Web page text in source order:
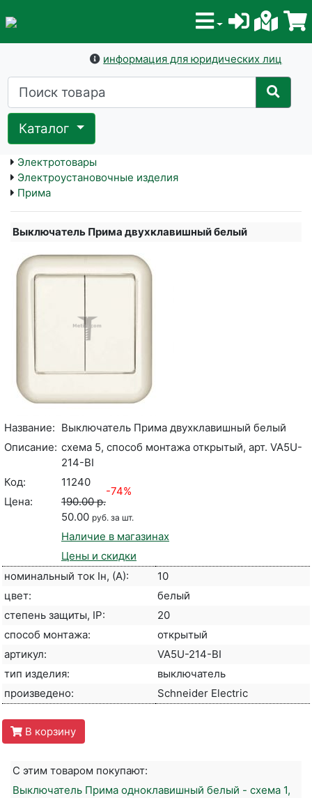
информация для юридических лиц
Каталог
Электротовары
Электроустановочные изделия
Прима
Выключатель Прима двухклавишный белый
Название: Выключатель Прима двухклавишный белый
Описание: схема 5, способ монтажа открытый, арт. VA5U-
214-BI
Код:
11240
Цена:
190.00 р.
-74%
50.00 руб. за шт.
Наличие в магазинах
Цены и скидки
номинальный ток Iн, (А):
10
цвет:
белый
степень защиты, IP:
20
способ монтажа:
открытый
артикул:
VA5U-214-BI
тип изделия:
выключатель
произведено:
Schneider Electric
В корзину
С этим товаром покупают:
Выключатель Прима одноклавишный белый - схема 1,